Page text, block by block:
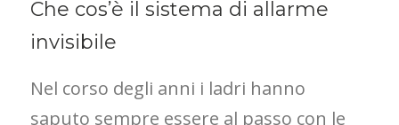
Che cos’è il sistema di allarme
invisibile
Nel corso degli anni i ladri hanno
saputo sempre essere al passo con le